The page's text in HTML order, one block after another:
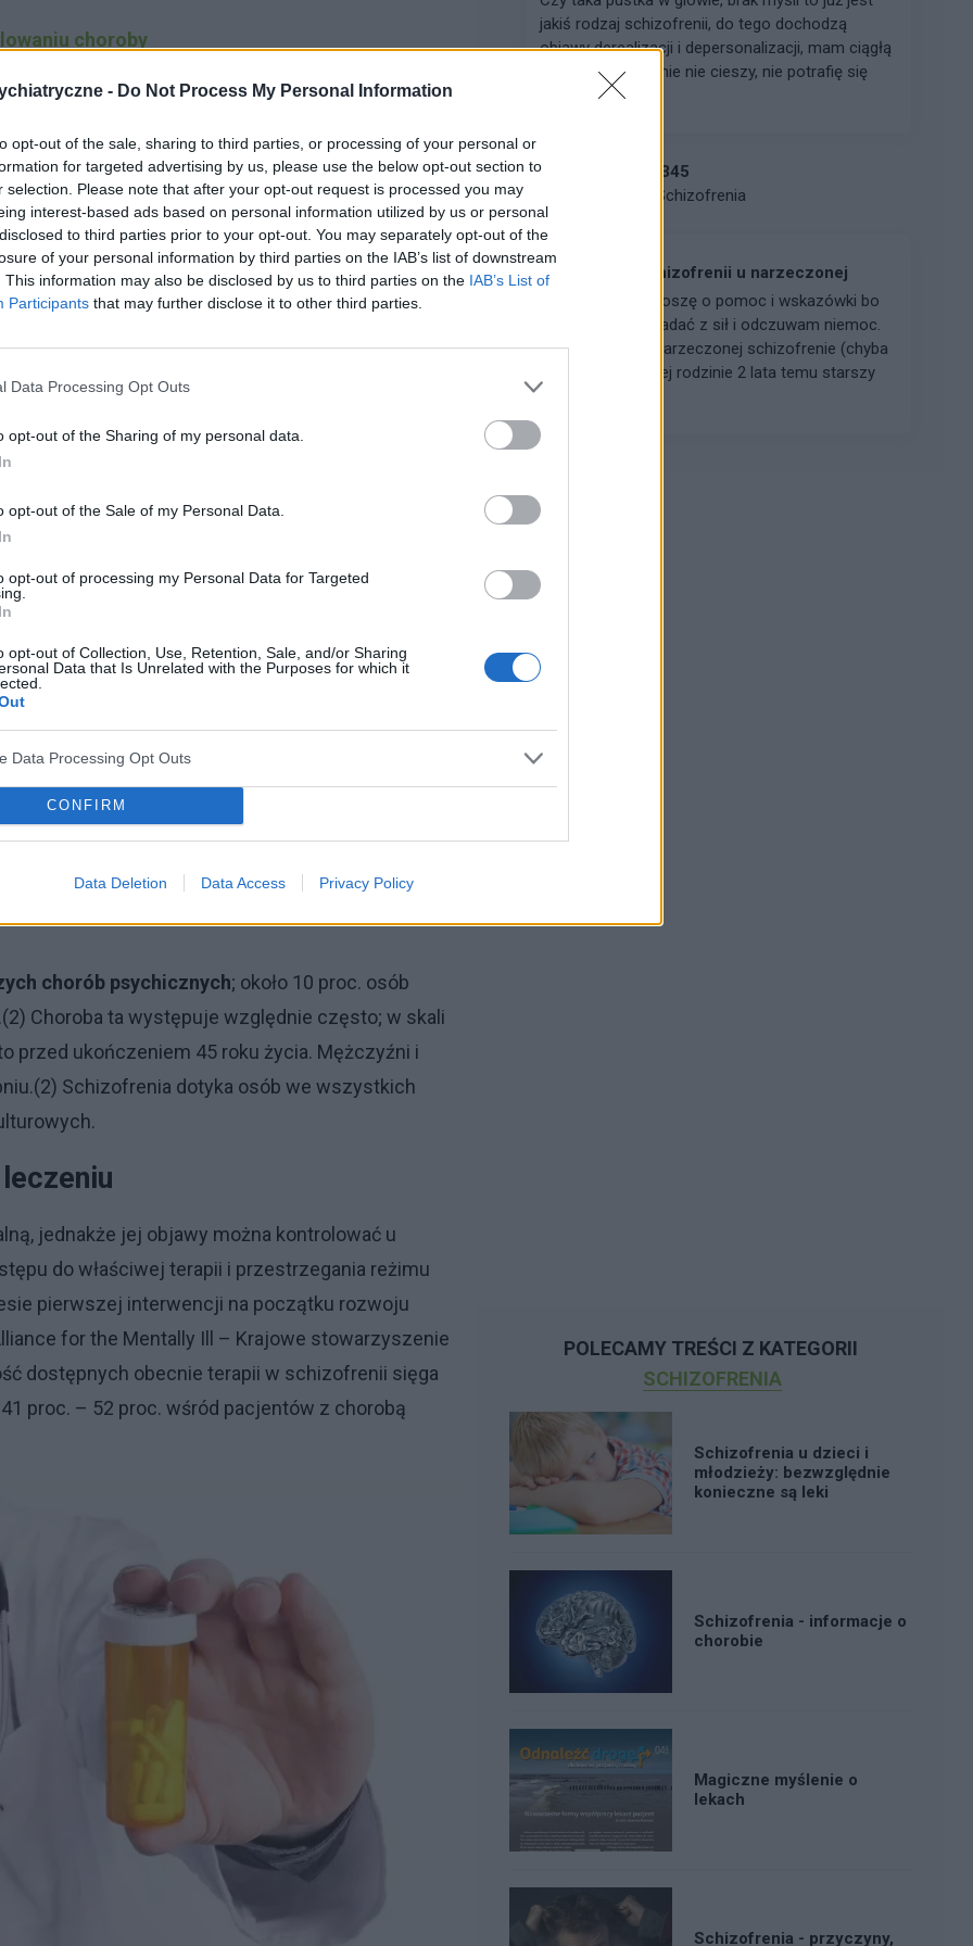
- Do Not Process My Personal Information
opt-out of the sale, sharing to third parties, or processing of your personal or
for targeted advertising by us, please use the below opt-out section to
selection. Please note that after your opt-out request is processed you may
interest-based ads based on personal information utilized by us or personal
to third parties prior to your opt-out. You may separately opt-out of the
of your personal information by third parties on the IAB’s list of downstream
This information may also be disclosed by us to third parties on the IAB’s List of
Participants that may further disclose it to other third parties.
Data Processing Opt Outs
opt-out of the Sharing of my personal data.
opt-out of the Sale of my Personal Data.
opt-out of processing my Personal Data for Targeted
opt-out of Collection, Use, Retention, Sale, and/or Sharing
Data that Is Unrelated with the Purposes for which it
Data Processing Opt Outs
CONFIRM
Data Deletion Data Access Privacy Policy
choroby
zaburzeń pracy mózgu, które poważnie
relacji z ludźmi oraz produktywnego
rozwija się w wieku dojrzewania lub pomiędzy 20-
mogą wystąpić również w późniejszym
w wieku pomiędzy 16 a 25 lat, natomiast u
pomiędzy 23-tym a 36-tym rokiem życia.
rodzaje:
można je opisać jako nienormalne
pojawiają się "dodatkowo" w interakcji danej
(omamy) iurojenianatury wizualnej lub
które nie istnieją).
można je opisać jako "brakujące" zachowania
emocji, niezdolność do rozpoczęcia i
wypowiedzi pozbawione treści oraz zanik
to najczęściej splątaniem myśli i mowy oraz
chorób psychicznych; około 10 proc. osób
Choroba ta występuje względnie często; w skali
przed ukończeniem 45 roku życia. Mężczyźni i
Schizofrenia dotyka osób we wszystkich
jednakże jej objawy można kontrolować u
do właściwej terapii i przestrzegania reżimu
pierwszej interwencji na początku rozwoju
for the Mentally Ill – Krajowe stowarzyszenie
dostępnych obecnie terapii w schizofrenii sięga
proc. – 52 proc. wśród pacjentów z chorobą
jakiś rodzaj schizofrenii, do tego dochodzą
objawy derealizacji i depersonalizacji, mam ciągłą
anhedonię, nic mnie nie cieszy, nie potrafię się
chris12345
Schizofrenia
Podejrzenie schizofrenii u narzeczonej
Cześć, bardzo proszę o pomoc i wskazówki bo
już zaczynam opadać z sił i odczuwam niemoc.
Podejrzewam u narzeczonej schizofrenie (chyba
paranoidalną) w jej rodzinie 2 lata temu starszy
POLECAMY TREŚCI Z KATEGORII
SCHIZOFRENIA
Schizofrenia u dzieci i
młodzieży: bezwzględnie
konieczne są leki
Schizofrenia - informacje o
chorobie
Magiczne myślenie o
lekach
Schizofrenia - przyczyny,